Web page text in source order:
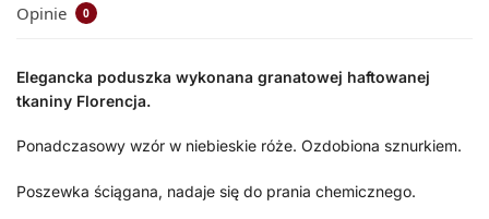
Opinie 0
Elegancka poduszka wykonana granatowej haftowanej
tkaniny Florencja.
Ponadczasowy wzór w niebieskie róże. Ozdobiona sznurkiem.
Poszewka ściągana, nadaje się do prania chemicznego.